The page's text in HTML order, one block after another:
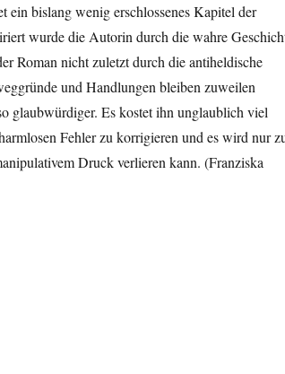
ein bislang wenig erschlossenes Kapitel der
wurde die Autorin durch die wahre
Roman nicht zuletzt durch die antiheldische
und Handlungen bleiben zuweilen
glaubwürdiger. Es kostet ihn unglaublich viel
Fehler zu korrigieren und es wird nur
Druck verlieren kann. (Franziska